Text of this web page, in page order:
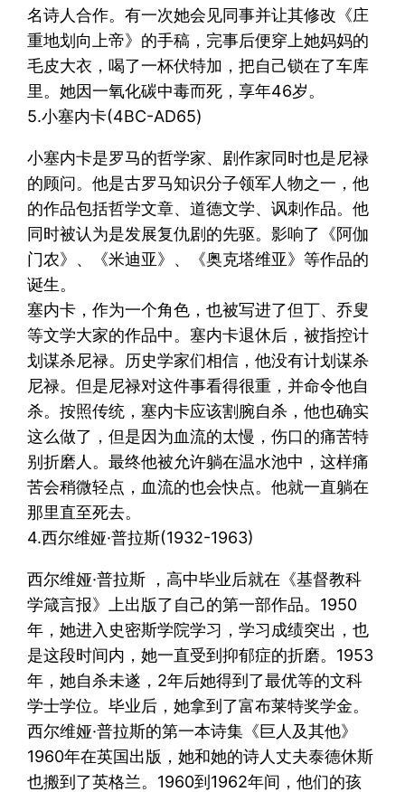
名诗人合作。有一次她会见同事并让其修改《庄
重地划向上帝》的手稿，完事后便穿上她妈妈的
毛皮大衣，喝了一杯伏特加，把自己锁在了车库
里。她因一氧化碳中毒而死，享年46岁。
5.小塞内卡(4BC-AD65)
小塞内卡是罗马的哲学家、剧作家同时也是尼禄
的顾问。他是古罗马知识分子领军人物之一，他
的作品包括哲学文章、道德文学、讽刺作品。他
同时被认为是发展复仇剧的先驱。影响了《阿伽
门农》、《米迪亚》、《奥克塔维亚》等作品的
诞生。
塞内卡，作为一个角色，也被写进了但丁、乔叟
等文学大家的作品中。塞内卡退休后，被指控计
划谋杀尼禄。历史学家们相信，他没有计划谋杀
尼禄。但是尼禄对这件事看得很重，并命令他自
杀。按照传统，塞内卡应该割腕自杀，他也确实
这么做了，但是因为血流的太慢，伤口的痛苦特
别折磨人。最终他被允许躺在温水池中，这样痛
苦会稍微轻点，血流的也会快点。他就一直躺在
那里直至死去。
4.西尔维娅·普拉斯(1932-1963)
西尔维娅·普拉斯 ，高中毕业后就在《基督教科
学箴言报》上出版了自己的第一部作品。1950
年，她进入史密斯学院学习，学习成绩突出，也
是这段时间内，她一直受到抑郁症的折磨。1953
年，她自杀未遂，2年后她得到了最优等的文科
学士学位。毕业后，她拿到了富布莱特奖学金。
西尔维娅·普拉斯的第一本诗集《巨人及其他》
1960年在英国出版，她和她的诗人丈夫泰德休斯
也搬到了英格兰。1960到1962年间，他们的孩